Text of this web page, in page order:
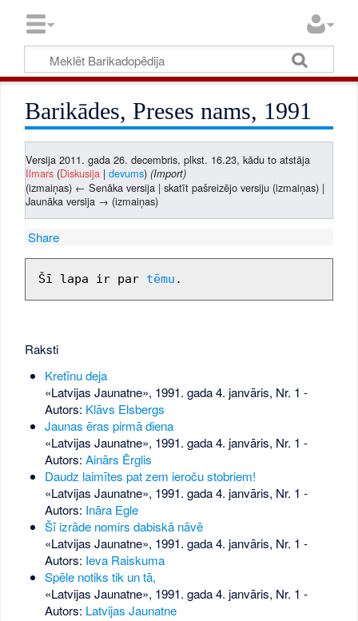
Barikādes, Preses nams, 1991
Versija 2011. gada 26. decembris, plkst. 16.23, kādu to atstāja
Ilmars (Diskusija |devums) (Import)
(izmaiņas) ← Senāka versija | skatīt pašreizējo versiju (izmaiņas) |
Jaunāka versija → (izmaiņas)
Share
Šī lapa ir par tēmu
Raksti
Kretīnu deja
«Latvijas Jaunatne», 1991. gada 4. janvāris, Nr. 1 -
Autors: Klāvs Elsbergs
Jaunas ēras pirmā diena
«Latvijas Jaunatne», 1991. gada 4. janvāris, Nr. 1 -
Autors: Ainārs Ērglis
Daudz laimītes pat zem ieroču stobriem!
«Latvijas Jaunatne», 1991. gada 4. janvāris, Nr. 1 -
Autors: Ināra Egle
Šī izrāde nomirs dabiskā nāvē
«Latvijas Jaunatne», 1991. gada 4. janvāris, Nr. 1 -
Autors: Ieva Raiskuma
Spēle notiks tik un tā,
«Latvijas Jaunatne», 1991. gada 4. janvāris, Nr. 1 -
Autors: Latvijas Jaunatne